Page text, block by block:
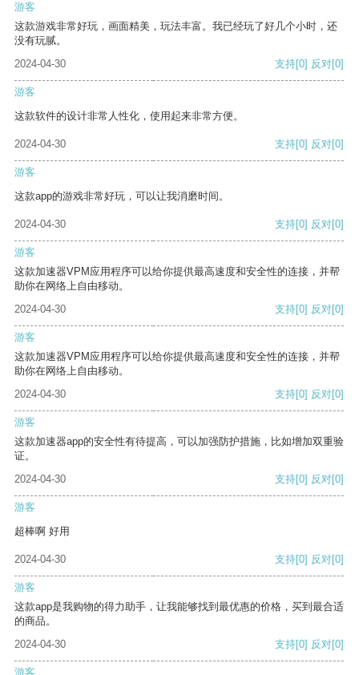
游客
这款游戏非常好玩，画面精美，玩法丰富。我已经玩了好几个小时，还
没有玩腻。
2024-04-30
支持[0] 反对[0]
游客
这款软件的设计非常人性化，使用起来非常方便。
2024-04-30 支持[0] 反对[0]
游客
这款app的游戏非常好玩，可以让我消磨时间。
2024-04-30 支持[0] 反对[0]
游客
这款加速器VPM应用程序可以给你提供最高速度和安全性的连接，并帮
助你在网络上自由移动。
2024-04-30
支持[0] 反对[0]
游客
这款加速器VPM应用程序可以给你提供最高速度和安全性的连接，并帮
助你在网络上自由移动。
2024-04-30
支持[0] 反对[0]
游客
这款加速器app的安全性有待提高，可以加强防护措施，比如增加双重验
证。
2024-04-30
支持[0] 反对[0]
游客
超棒啊 好用
2024-04-30 支持[0] 反对[0]
游客
这款app是我购物的得力助手，让我能够找到最优惠的价格，买到最合适
的商品。
2024-04-30
支持[0] 反对[0]
游客